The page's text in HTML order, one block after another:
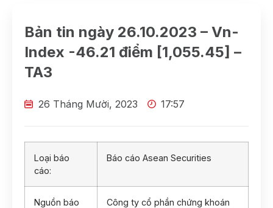
Bản tin ngày 26.10.2023 – Vn-
Index -46.21 điểm [1,055.45] –
TA3
26 Tháng Mười, 2023 17:57
Loại báo
cáo:
Báo cáo Asean Securities
Nguồn báo
Công ty cổ phần chứng khoán